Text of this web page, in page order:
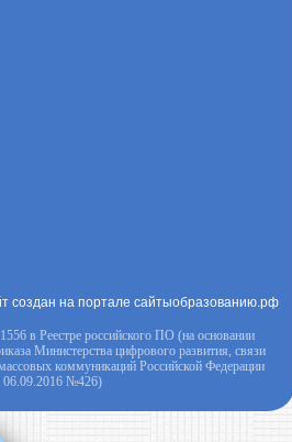
создан на портале сайтыобразованию.рф
в Реестре российского ПО (на основании
Министерства цифрового развития, связи
коммуникаций Российской Федерации
06.09.2016 №426)